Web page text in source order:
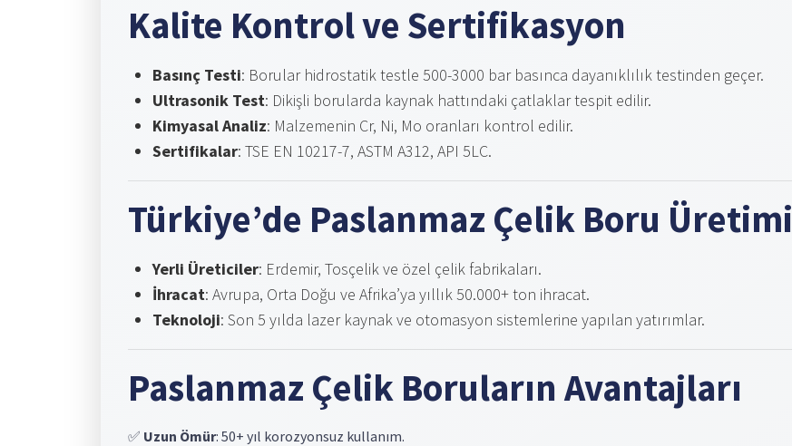
Kalite Kontrol ve Sertifikasyon
Basınç Testi: Borular hidrostatik testle 500-3000 bar basınca dayanıklılık testinden geçer.
Ultrasonik Test: Dikişli borularda kaynak hattındaki çatlaklar tespit edilir.
Kimyasal Analiz: Malzemenin Cr, Ni, Mo oranları kontrol edilir.
Sertifikalar: TSE EN 10217-7, ASTM A312, API 5LC.
Türkiye’de Paslanmaz Çelik Boru Üretimi
Yerli Üreticiler: Erdemir, Tosçelik ve özel çelik fabrikaları.
İhracat: Avrupa, Orta Doğu ve Afrika’ya yıllık 50.000+ ton ihracat.
Teknoloji: Son 5 yılda lazer kaynak ve otomasyon sistemlerine yapılan yatırımlar.
Paslanmaz Çelik Boruların Avantajları
✅ Uzun Ömür: 50+ yıl korozyonsuz kullanım.